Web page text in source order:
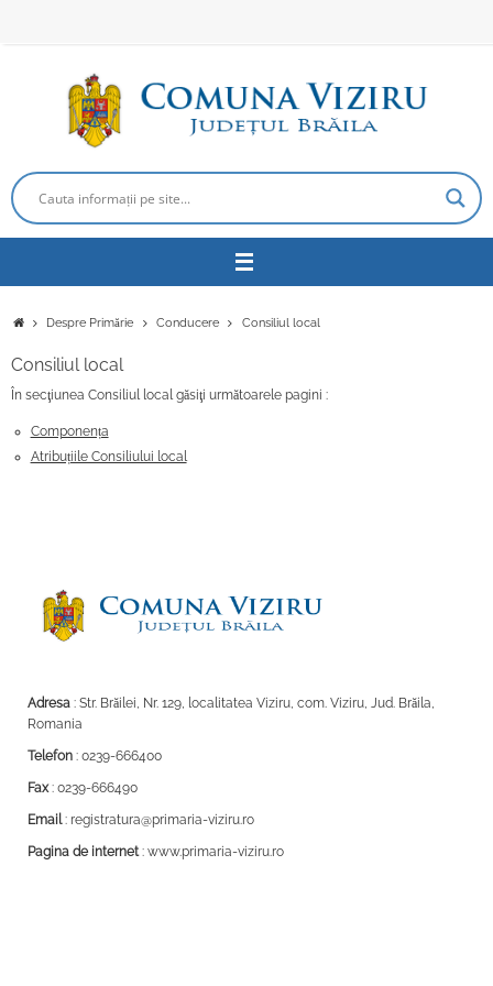
PrimaDespre Primărie Conducere Consiliul local
Consiliul local
În secţiunea Consiliul local găsiţi următoarele pagini :
Componența
Atribuțiile Consiliului local
Adresa : Str. Brăilei, Nr. 129, localitatea Viziru, com. Viziru, Jud. Brăila,
Romania
Telefon : 0239-666400
Fax: 0239-666490
Email: registratura@primaria-viziru.ro
Pagina de internet: www.primaria-viziru.ro